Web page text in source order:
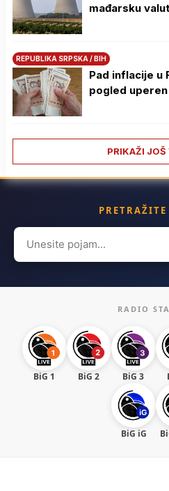
mađarsku
REPUBLIKA SRPSKA / BIH
Pad inflacije u
pogled
PRIKAŽI
Search
for:
RADIO
BiG 1 BiG 2 BiG 3
BiG iG